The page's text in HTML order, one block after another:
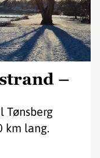
–
Tønsberg
km lang.